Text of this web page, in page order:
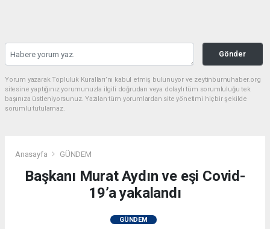
Gönder
Yorum yazarak Topluluk Kuralları’nı kabul etmiş bulunuyor ve zeytinburnuhaber.org
sitesine yaptığınız yorumunuzla ilgili doğrudan veya dolaylı tüm sorumluluğu tek
başınıza üstleniyorsunuz. Yazılan tüm yorumlardan site yönetimi hiçbir şekilde
sorumlu tutulamaz.
Anasayfa GÜNDEM
Başkanı Murat Aydın ve eşi Covid-
19’a yakalandı
GÜNDEM